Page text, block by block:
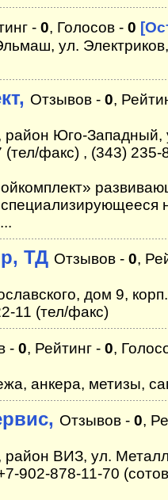
- 0, Голосов - 0
ул.
Отзывов - 0,
район Юго-
факс) , (343) 235-
ТД Отзывов - 0,
дом 9,
11 (тел/факс)
- 0, Рейтинг - 0,
анкера, метизы,
Отзывов - 0,
район ВИЗ, ул.
902-878-11-70